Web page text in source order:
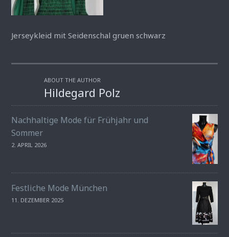
Jerseykleid mit Seidenschal gruen schwarz
ABOUT THE AUTHOR
Hildegard Polz
Nachhaltige Mode für Frühjahr und
Sommer
2. APRIL 2026
Festliche Mode München
11. DEZEMBER 2025